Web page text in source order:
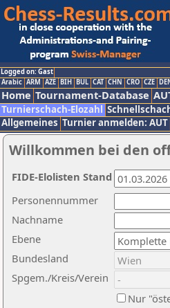
Logged on: Gast
Arabic ARM AZE BIH BUL CAT CHN CRO CZE
Home Tournament-Database
Turnierschach-Elozahl
Allgemeines Turnier anmelden: AUT
Willkommen bei den
Nachname
Ebene
Personennummer
Bundesland
Spgem./Kreis/Verein
Nur
FIDE-Elolisten Stand